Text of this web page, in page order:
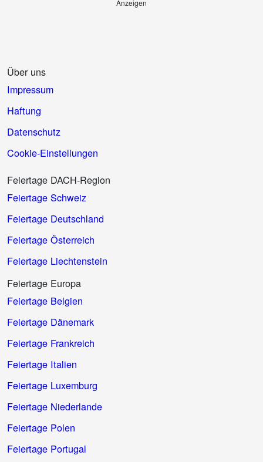
Anzeigen
Über uns
Impressum
Haftung
Datenschutz
Cookie-Einstellungen
Feiertage DACH-Region
Feiertage Schweiz
Feiertage Deutschland
Feiertage Österreich
Feiertage Liechtenstein
Feiertage Europa
Feiertage Belgien
Feiertage Dänemark
Feiertage Frankreich
Feiertage Italien
Feiertage Luxemburg
Feiertage Niederlande
Feiertage Polen
Feiertage Portugal